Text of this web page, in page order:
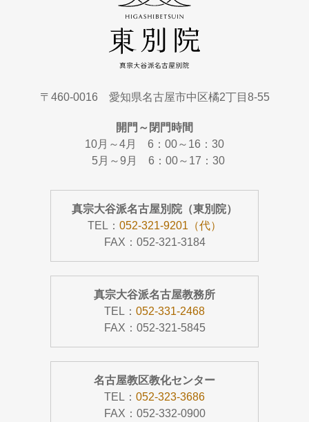
〒460-0016 愛知県名古屋市中区橘2丁目8-55
開門～閉門時間
10月～4月 6：00～16：30
5月～9月 6：00～17：30
真宗大谷派名古屋別院（東別院）
TEL： 052-321-9201（代）
FAX：052-321-3184
真宗大谷派名古屋教務所
TEL： 052-331-2468
FAX：052-321-5845
名古屋教区教化センター
TEL： 052-323-3686
FAX：052-332-0900